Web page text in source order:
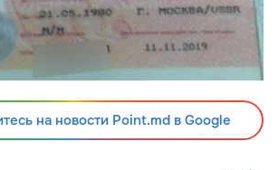
на новости Point.md в Google